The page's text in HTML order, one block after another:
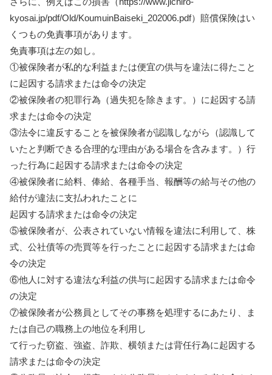
kyosai.jp/pdf/Old/KoumuinBaiseki_202006.pdf）賠償保険はい
くつもの免責事項があります。
免責事項は左の如し。
①被保険者が私的な利益または便宜の供与を違法に得たこと
に起因する請求または命令の決定
②被保険者の犯罪行為（過失犯を除きます。）に起因する請
求または命令の決定
③法令に違反することを被保険者が認識しながら（認識して
いたと判断できる合理的な理由がある場合を含みます。）行
った行為に起因する請求または命令の決定
④被保険者に給料、俸給、各種手当、報酬等の給与その他の
給付が違法に支払われたことに
起因する請求または命令の決定
⑤被保険者が、公表されていない情報を違法に利用して、株
式、公社債等の売買等を行ったことに起因する請求または命
令の決定
⑥他人に対する違法な利益の供与に起因する請求または命令
の決定
⑦被保険者が公務員としてその事務を処理するにあたり、ま
たは自己の職務上の地位を利用し
て行った窃盗、強盗、詐欺、横領または背任行為に起因する
請求または命令の決定